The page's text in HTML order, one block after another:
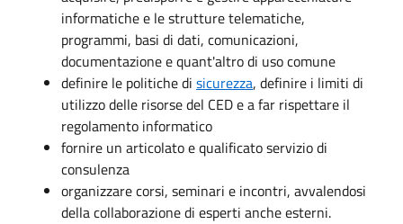
informatiche e le strutture telematiche,
programmi, basi di dati, comunicazioni,
documentazione e quant'altro di uso comune
definire le politiche di sicurezza, definire i limiti di
utilizzo delle risorse del CED e a far rispettare il
regolamento informatico
fornire un articolato e qualificato servizio di
consulenza
organizzare corsi, seminari e incontri, avvalendosi
della collaborazione di esperti anche esterni.